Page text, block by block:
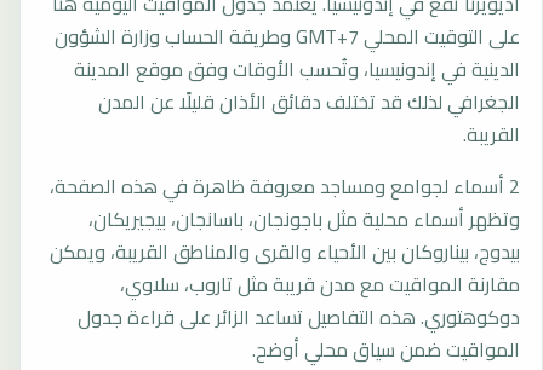
على التوقيت المحلي GMT+7 وطريقة الحساب وزارة الشؤون
الدينية في إندونيسيا، وتُحسب الأوقات وفق موقع المدينة
الجغرافي لذلك قد تختلف دقائق الأذان قليلًا عن المدن
القريبة.
2 أسماء لجوامع ومساجد معروفة ظاهرة في هذه الصفحة،
وتظهر أسماء محلية مثل باجونجان، باسانجان، بيجيريكان،
بيدوج، بيناروكان بين الأحياء والقرى والمناطق القريبة، ويمكن
مقارنة المواقيت مع مدن قريبة مثل تاروب، سلاوي،
دوكوهتوري. هذه التفاصيل تساعد الزائر على قراءة جدول
المواقيت ضمن سياق محلي أوضح.